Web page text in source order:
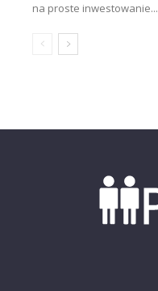
na proste inwestowanie...